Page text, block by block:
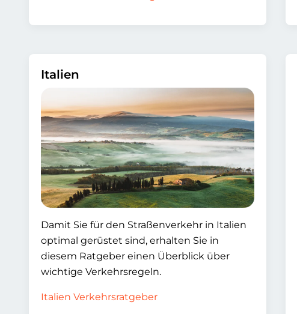
Italien
Damit Sie für den Straßenverkehr in Italien
optimal gerüstet sind, erhalten Sie in
diesem Ratgeber einen Überblick über
wichtige Verkehrsregeln.
Italien Verkehrsratgeber